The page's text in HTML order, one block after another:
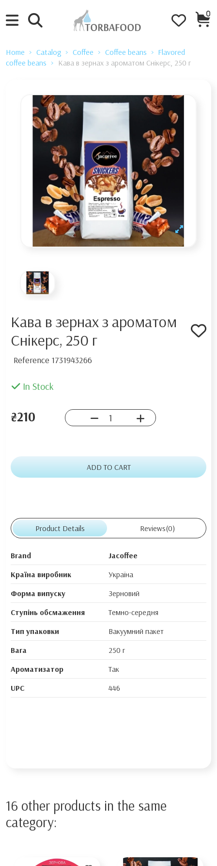
0
Home Catalog Coffee Coffee beans
Flavored
coffee beans
Кава в зернах з ароматом Снікерс, 250 г
Кава в зернах з ароматом
Снікерс, 250 г
Reference 1731943266
In Stock
₴210
ADD TO CART
Product Details Reviews(0)
Brand
Jacoffee
Країна виробник
Україна
Форма випуску
Зерновий
Ступінь обсмаження
Темно-середня
Тип упаковки
Вакуумний пакет
Вага
250 г
Ароматизатор
Так
UPC
446
16 other products in the same
category: